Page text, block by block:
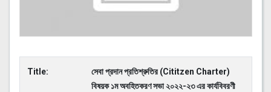
Title:
সেবা প্রদান প্রতিশ্রুতির (Cititzen Charter)
বিষয়ক ১ম অবহিতকরণ সভা ২০২২-২৩ এর কার্যবিবরণী